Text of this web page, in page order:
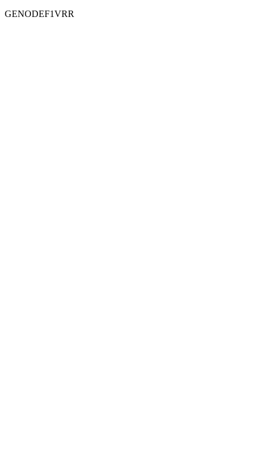
GENODEF1VRR